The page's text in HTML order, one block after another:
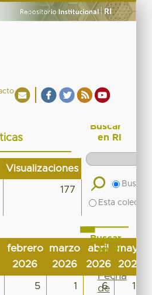
Visualizaciones
177
febrero
2026
marzo
2026
abril
2026
mayo
2026
5 1 6 15
Buscar
en RI
Buscar
Esta
Buscar
en RI
Por
Fecha
de